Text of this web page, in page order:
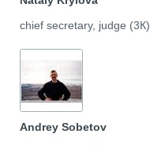
chief secretary, judge (3К)
Andrey Sobetov